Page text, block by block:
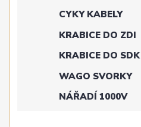
CYKY KABELY
KRABICE DO ZDI
KRABICE DO SDK
WAGO SVORKY
NÁŘADÍ 1000V